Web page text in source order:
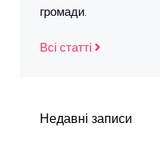
громади.
Всі статті
Недавні записи